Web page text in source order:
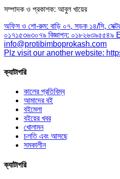
সম্পাদক ও প্রকাশক: আবুল খায়ের
অফিস ও শো-রুম: বাড়ি ০৭, সড়ক ১৪/সি,
০১৭১৫৩৬৩০৭৯ বিজ্ঞাপন:
info@protibimboprokash.com
Plz visit our another website:
ক্যাটাগরি
কালের প্রতিবিম্ব
আমাদের বই
বইমেলা
বইয়ের খবর
খোলামন
চলতি এবং আসছে
সমকালীন
ক্যাটাগরি